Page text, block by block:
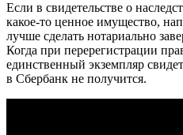
Если в свидетельстве о
какое-то ценное имущество,
лучше сделать нотариально
Когда при перерегистрации
единственный экземпляр
в Сбербанк не получится.